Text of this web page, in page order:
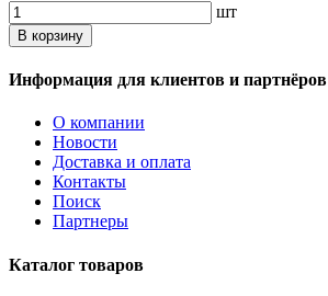
шт
В корзину
Информация для клиентов и партнёров
О компании
Новости
Доставка и оплата
Контакты
Поиск
Партнеры
Каталог товаров